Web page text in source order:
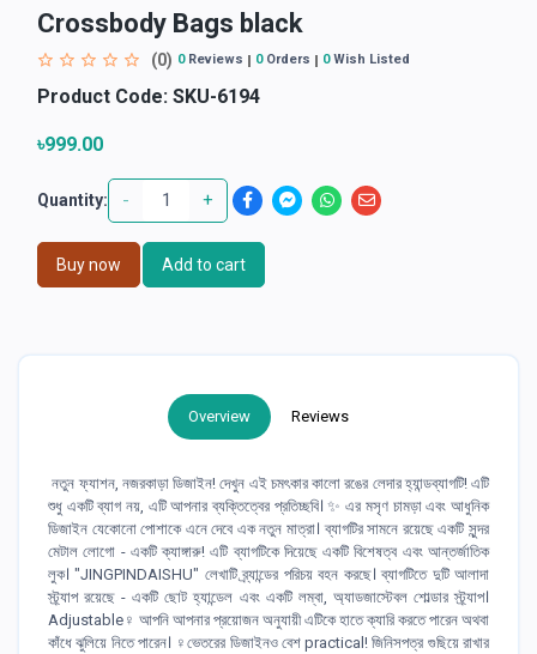
Crossbody Bags black
(0) 0Reviews 0Orders 0Wish Listed
Product Code: SKU-6194
৳999.00
Quantity: - +
Buy now Add to cart
Overview Reviews
️ নতুন ফ্যাশন, নজরকাড়া ডিজাইন! ️দেখুন এই চমৎকার কালো রঙের লেদার হ্যান্ডব্যাগটি! এটি
শুধু একটি ব্যাগ নয়, এটি আপনার ব্যক্তিত্বের প্রতিচ্ছবি। ✨ এর মসৃণ চামড়া এবং আধুনিক
ডিজাইন যেকোনো পোশাকে এনে দেবে এক নতুন মাত্রা। ব্যাগটির সামনে রয়েছে একটি সুন্দর
মেটাল লোগো - একটি ক্যাঙ্গারু! এটি ব্যাগটিকে দিয়েছে একটি বিশেষত্ব এবং আন্তর্জাতিক
লুক। "JINGPINDAISHU" লেখাটি ব্র্যান্ডের পরিচয় বহন করছে। ব্যাগটিতে দুটি আলাদা
স্ট্র্যাপ রয়েছে - একটি ছোট হ্যান্ডেল এবং একটি লম্বা, অ্যাডজাস্টেবল শোল্ডার স্ট্র্যাপ।
Adjustable‍♀️ আপনি আপনার প্রয়োজন অনুযায়ী এটিকে হাতে ক্যারি করতে পারেন অথবা
কাঁধে ঝুলিয়ে নিতে পারেন। ‍♀️ভেতরের ডিজাইনও বেশ practical! জিনিসপত্র গুছিয়ে রাখার